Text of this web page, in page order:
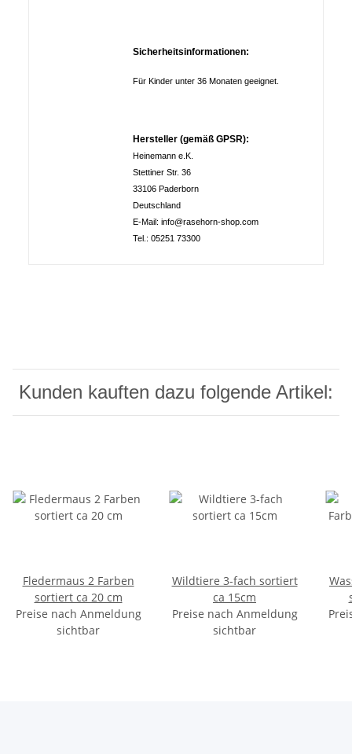
Sicherheitsinformationen:
Für Kinder unter 36 Monaten geeignet.
Hersteller (gemäß GPSR):
Heinemann e.K.
Stettiner Str. 36
33106 Paderborn
Deutschland
E-Mail: info@rasehorn-shop.com
Tel.: 05251 73300
Kunden kauften dazu folgende Artikel:
Fledermaus 2 Farben
sortiert ca 20 cm
Preise nach Anmeldung
sichtbar
Wildtiere 3-fach sortiert
ca 15cm
Preise nach Anmeldung
sichtbar